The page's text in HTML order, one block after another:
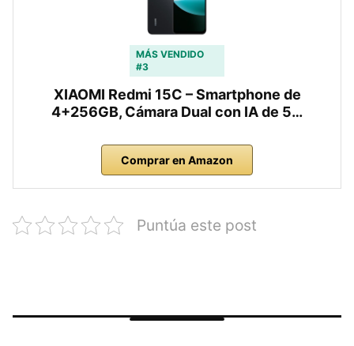
MÁS VENDIDO
#3
XIAOMI Redmi 15C – Smartphone de
4+256GB, Cámara Dual con IA de 5…
Comprar en Amazon
Puntúa este post